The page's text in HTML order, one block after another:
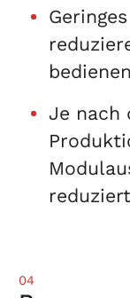
Je nach
04